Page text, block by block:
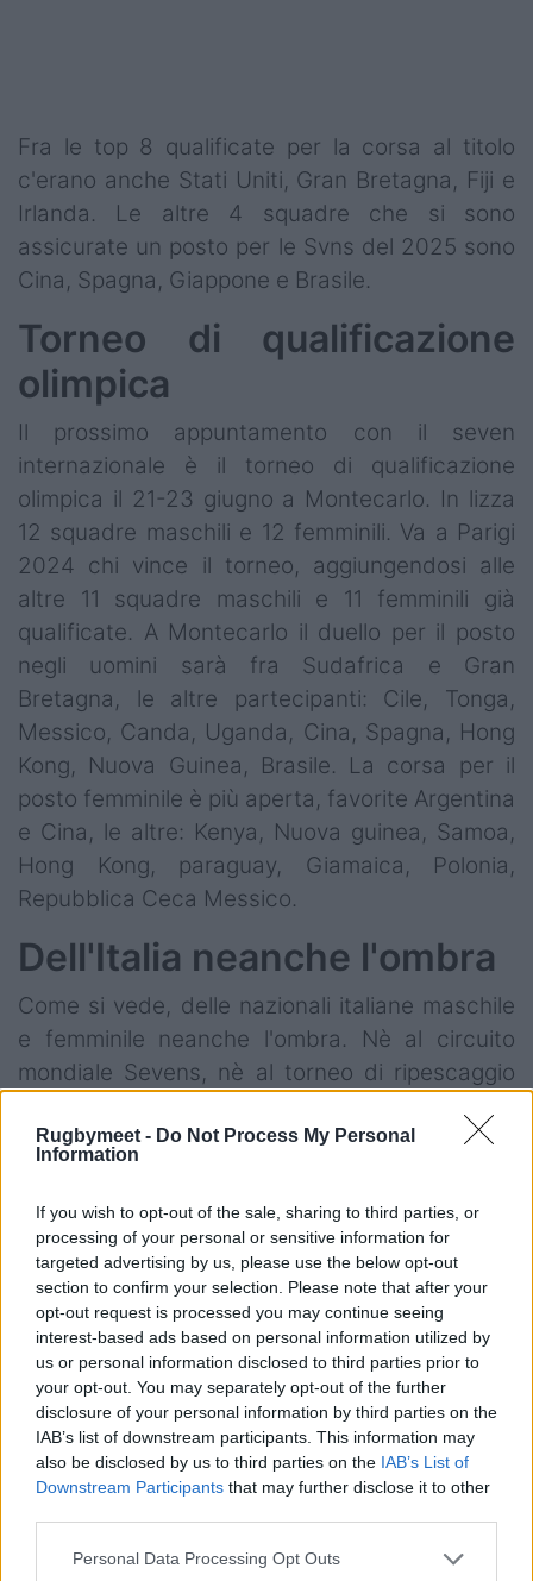
Rugbymeet - Do Not Process My Personal
Information
If you wish to opt-out of the sale, sharing to third parties, or
processing of your personal or sensitive information for
targeted advertising by us, please use the below opt-out
section to confirm your selection. Please note that after your
opt-out request is processed you may continue seeing
interest-based ads based on personal information utilized by
us or personal information disclosed to third parties prior to
your opt-out. You may separately opt-out of the further
disclosure of your personal information by third parties on the
IAB’s list of downstream participants. This information may
also be disclosed by us to third parties on the IAB’s List of
Downstream Participants that may further disclose it to other
Personal Data Processing Opt Outs
Fra le top 8 qualificate per la corsa al titolo
c'erano anche Stati Uniti, Gran Bretagna, Fiji e
Irlanda. Le altre 4 squadre che si sono
assicurate un posto per le Svns del 2025 sono
Cina, Spagna, Giappone e Brasile.
Torneo di qualificazione
olimpica
Il prossimo appuntamento con il seven
internazionale è il torneo di qualificazione
olimpica il 21-23 giugno a Montecarlo. In lizza
12 squadre maschili e 12 femminili. Va a Parigi
2024 chi vince il torneo, aggiungendosi alle
altre 11 squadre maschili e 11 femminili già
qualificate. A Montecarlo il duello per il posto
negli uomini sarà fra Sudafrica e Gran
Bretagna, le altre partecipanti: Cile, Tonga,
Messico, Canda, Uganda, Cina, Spagna, Hong
Kong, Nuova Guinea, Brasile. La corsa per il
posto femminile è più aperta, favorite Argentina
e Cina, le altre: Kenya, Nuova guinea, Samoa,
Hong Kong, paraguay, Giamaica, Polonia,
Repubblica Ceca Messico.
Dell'Italia neanche l'ombra
Come si vede, delle nazionali italiane maschile
e femminile neanche l'ombra. Nè al circuito
mondiale Sevens, nè al torneo di ripescaggio
nostro Paese è ancora troppo arretrato per